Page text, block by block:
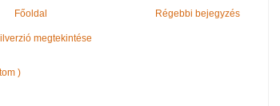
Régebbi bejegyzés
Főoldal
megtekintése
)